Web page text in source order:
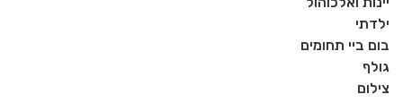
ילדתי
בום ביי תחומים
גולף
צילום